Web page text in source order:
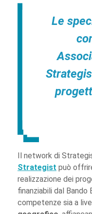
Le
Il network di
Strategist può
realizzazione dei
finanziabili dal Bando
competenze sia a